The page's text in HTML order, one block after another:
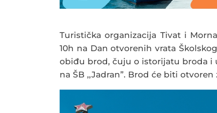
Turistička organizacija Tivat i
10h na Dan otvorenih vrata
obiđu brod, čuju o istorijatu broda i
na ŠB ,,Jadran”. Brod će biti